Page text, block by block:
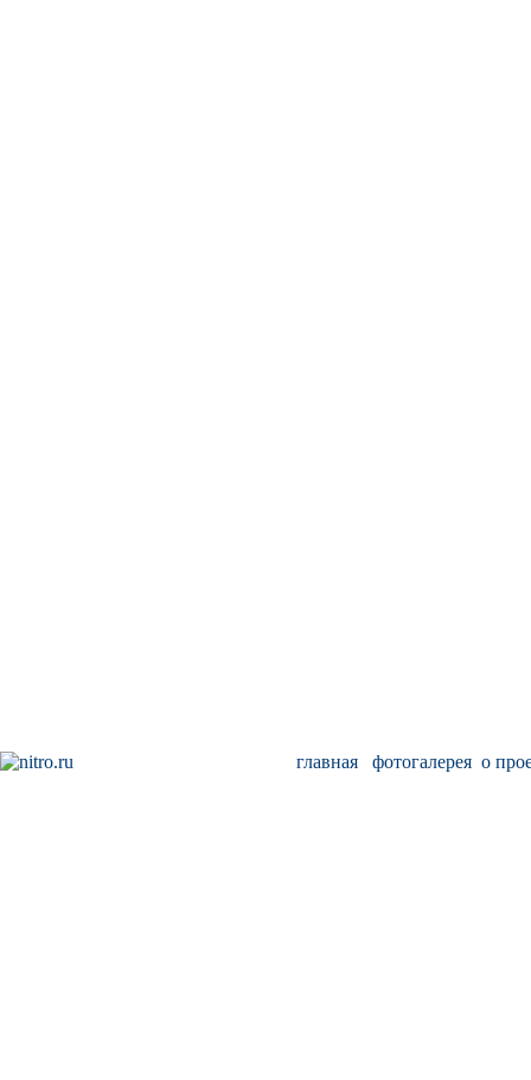
главная фотогалерея о